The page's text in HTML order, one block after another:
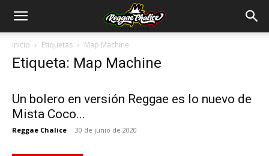
Inicio Etiquetas Map Machine
Etiqueta: Map Machine
Un bolero en versión Reggae es lo nuevo de
Mista Coco...
Reggae Chalice - 30 de junio de 2020